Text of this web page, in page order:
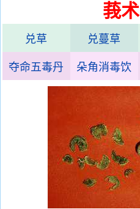
莪术
兑草 兑蔓草
夺命五毒丹 朵角消毒饮